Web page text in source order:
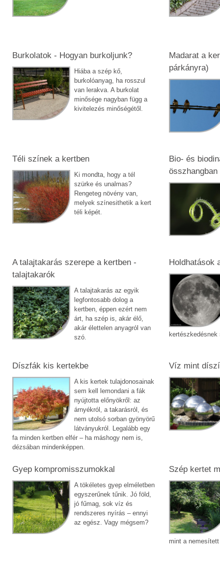
Burkolatok - Hogyan burkoljunk?
Hiába a szép kő,
burkolóanyag, ha rosszul
van lerakva. A burkolat
minősége nagyban függ a
kivitelezés minőségétől.
Madarat a
párkányra)
Téli színek a kertben
Ki mondta, hogy a tél
szürke és unalmas?
Rengeteg növény van,
melyek színesithetik a kert
téli képét.
Bio- és
A talajtakarás szerepe a kertben -
talajtakarók
A talajtakarás az egyik
legfontosabb dolog a
kertben, éppen ezért nem
árt, ha szép is, akár élő,
akár élettelen anyagról van
szó.
Holdhatások
Díszfák kis kertekbe
A kis kertek tulajdonosainak
sem kell lemondani a fák
nyújtotta előnyökről: az
árnyékról, a takarásról, és
nem utolsó sorban gyönyörű
látványukról. Legalább egy
fa minden kertben elfér – ha máshogy nem is,
dézsában mindenképpen.
Víz mint
Gyep kompromisszumokkal
A tökéletes gyep elméletben
egyszerűnek tűnik. Jó föld,
jó fűmag, sok víz és
rendszeres nyírás – ennyi
az egész. Vagy mégsem?
Szép kertet
mint a